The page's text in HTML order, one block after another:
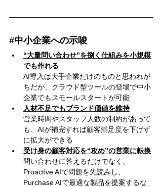
#中小企業への示唆
“大量問い合わせ”を捌く仕組みを小規模
でも作れる
AI導入は大手企業だけのものと思われが
ちだが、クラウド型ツールの登場で中小
企業でもスモールスタートが可能
人材不足でもブランド価値を維持
営業時間やスタッフ人数の制約があって
も、AIが補完すれば顧客満足度を下げず
に拡大ができる
受け身の顧客対応を“攻め”の営業に転換
問い合わせに答えるだけでなく、
Proactive AIで問題を先読みし、
Purchase AIで最適な製品を提案するな